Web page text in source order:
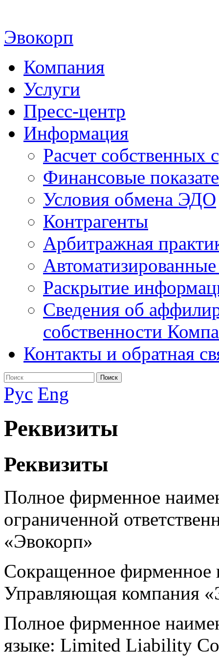
Эвокорп
Компания
Услуги
Пресс-центр
Информация
Расчет собственных
Финансовые
Условия обмена ЭДО
Контрагенты
Арбитражная
Раскрытие
Сведения об
собственности
Контакты и обратная
Поиск
Рус Eng
Реквизиты
Реквизиты
Полное фирменное
ограниченной
«Эвокорп»
Сокращенное
Управляющая компания
Полное фирменное
языке: Limited Liability